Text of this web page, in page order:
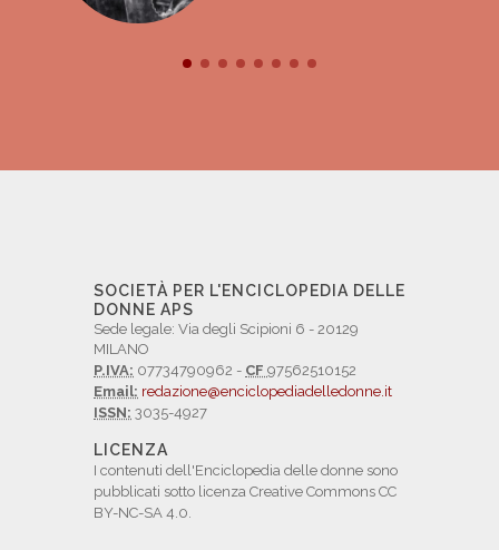
SOCIETÀ PER L'ENCICLOPEDIA DELLE
DONNE APS
Sede legale: Via degli Scipioni 6 - 20129
MILANO
P.IVA: 07734790962 - CF 97562510152
Email: redazione@enciclopediadelledonne.it
ISSN: 3035-4927
LICENZA
I contenuti dell'Enciclopedia delle donne sono
pubblicati sotto licenza Creative Commons CC
BY-NC-SA 4.0.